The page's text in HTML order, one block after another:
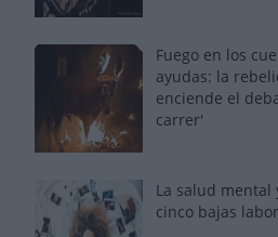
Fuego en los
ayudas: la
enciende el
carrer'
La salud mental
cinco bajas